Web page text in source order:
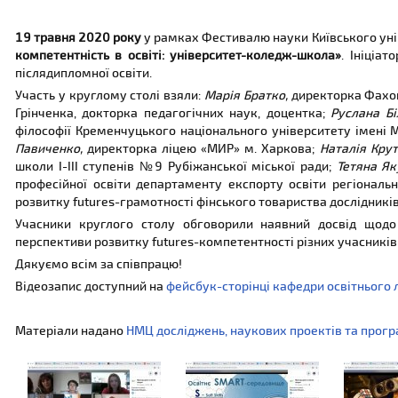
19 травня 2020 рокуу рамках Фестивалю науки Київського
компетентність в освіті: університет-коледж-школа» .
післядипломної освіти.
Участь у круглому столі взяли: Марія Братко,директорка
Грінченка, докторка педагогічних наук, доцентка; Руслана
філософії Кременчуцького національного університету
Павиченко, директорка ліцею «МИР» м. Харкова; Наталія
школи І-ІІІ ступенів №9 Рубіжанської міської ради; Тетяна
професійної освіти департаменту експорту освіти
розвитку futures-грамотності фінського товариства
Учасники круглого столу обговорили наявний досвід
перспективи розвитку futures-компетентності різних
Дякуємо всім за співпрацю!
Відеозапис доступний на фейсбук-сторінці кафедри освітнього
Матеріали надано НМЦ досліджень, наукових проектів та